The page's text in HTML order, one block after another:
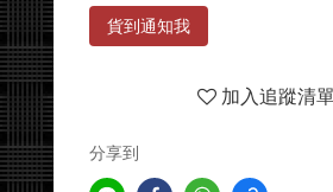
貨到通知我
加入追蹤清
分享到